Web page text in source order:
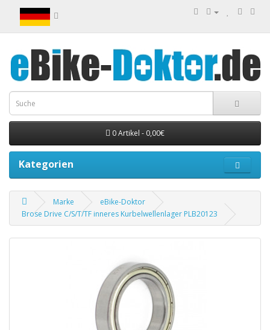
0 Artikel - 0,00€
Kategorien
Marke
eBike-Doktor
Brose Drive C/S/T/TF inneres Kurbelwellenlager PLB20123